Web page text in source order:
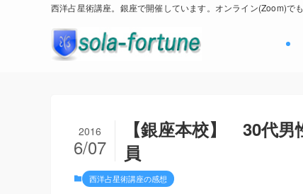
西洋占星術講座。銀座で開催しています。オンライン(Zoom)でも
【銀座本校】 30代
員
2016
6/07
西洋占星術講座の感想